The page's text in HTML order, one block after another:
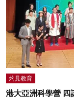
灼見教育
港大亞洲科學營 四